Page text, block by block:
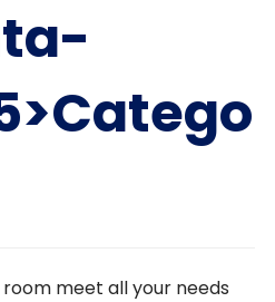
meet all your needs